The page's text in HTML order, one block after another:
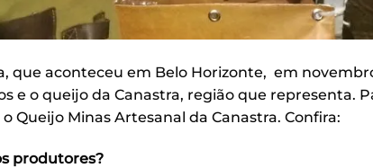
que aconteceu em Belo Horizonte, em
e o queijo da Canastra, região que representa.
Queijo Minas Artesanal da Canastra. Confira:
produtores?